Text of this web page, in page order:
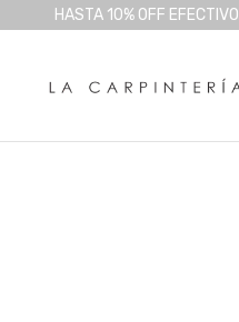
HASTA 10% OFF EFECTIVO